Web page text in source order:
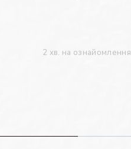
2 хв. на ознайомлення